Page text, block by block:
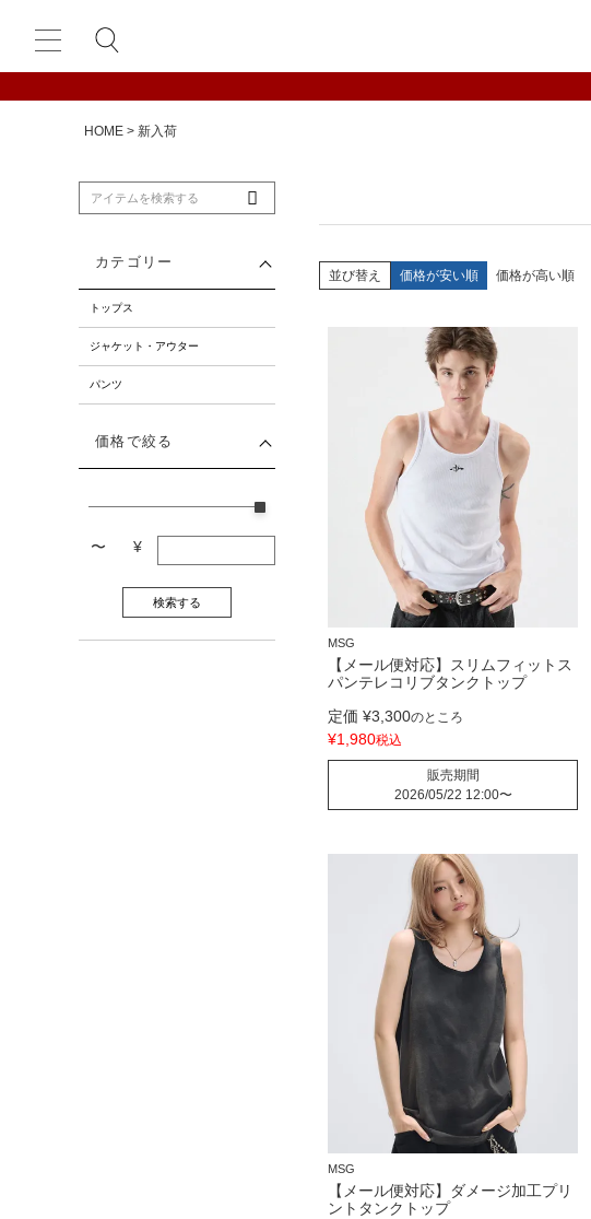
HOME 新入荷
カテゴリー
トップス
ジャケット・アウター
パンツ
価格で絞る
〜 ¥
検索する
並び替え 価格が安い順 価格が高い順
MSG
【メール便対応】スリムフィットス
パンテレコリブタンクトップ
定価 ¥3,300のところ
¥1,980税込
販売期間
2026/05/22 12:00〜
MSG
【メール便対応】ダメージ加工プリ
ントタンクトップ